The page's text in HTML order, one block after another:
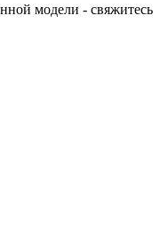
модели - свяжитесь